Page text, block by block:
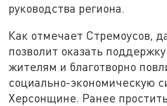
руководства региона.
Как отмечает Стремоусов,
позволит оказать
жителям и благотворно
социально-экономическую
Херсонщине. Ранее